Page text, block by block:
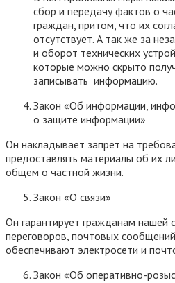
сбор и передачу фактов о
граждан, притом, что их
отсутствует. А так же за
и оборот технических
которые можно скрыто
записывать информацию.
Закон «Об информации,
о защите информации»
Он накладывает запрет на
предоставлять материалы об их
общем о частной жизни.
Закон «О связи»
Он гарантирует гражданам нашей
переговоров, почтовых
обеспечивают электросети и
Закон «Об оперативно-